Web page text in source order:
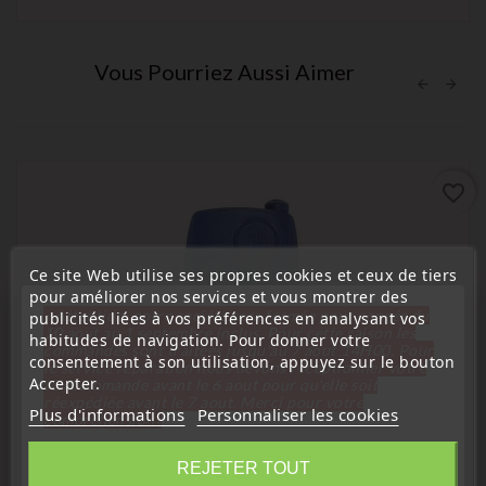
Vous Pourriez Aussi Aimer
(4,7/5) sur6note(s)
Ce site Web utilise ses propres cookies et ceux de tiers
pour améliorer nos services et vous montrer des
publicités liées à vos préférences en analysant vos
habitudes de navigation. Pour donner votre
consentement à son utilisation, appuyez sur le bouton
Accepter.
Plus d'informations Personnaliser les cookies
REJETER TOUT
« Attention, notre société sera fermée pour congés du
10 aout au 1 septembre inclus. Pour cette raison les
commandes sont traitées jusqu'au 7 aout 14H00. Pour
le service réparation nous devons réceptionner votre
télécommande avant le 6 aout pour qu'elle soit
compréhension»
Fermer